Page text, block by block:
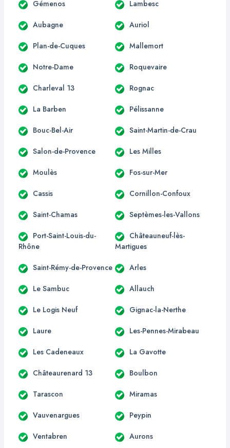
Gémenos Lambesc
Aubagne Auriol
Plan-de-Cuques Mallemort
Notre-Dame Roquevaire
Charleval 13 Rognac
La Barben Pélissanne
Bouc-Bel-Air Saint-Martin-de-Crau
Salon-de-Provence Les Milles
Moulès Fos-sur-Mer
Cassis Cornillon-Confoux
Saint-Chamas Septèmes-les-Vallons
Port-Saint-Louis-du-
Rhône
Châteauneuf-lès-
Martigues
Saint-Rémy-de-Provence Arles
Le Sambuc Allauch
Le Logis Neuf Gignac-la-Nerthe
Laure Les-Pennes-Mirabeau
Les Cadeneaux La Gavotte
Châteaurenard 13 Boulbon
Tarascon Miramas
Vauvenargues Peypin
Ventabren Aurons